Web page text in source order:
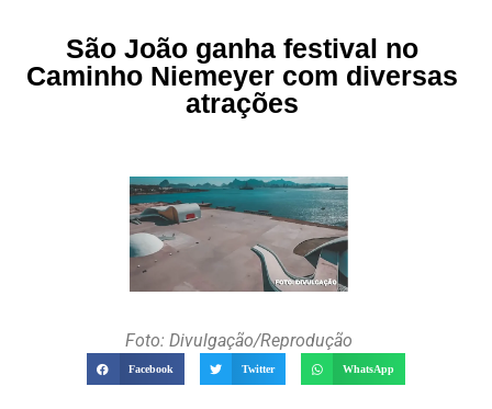
São João ganha festival no
Caminho Niemeyer com diversas
atrações
Foto: Divulgação/Reprodução
Facebook Twitter WhatsApp